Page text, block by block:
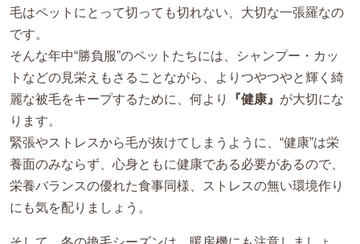
毛はペットにとって切っても切れない、大切な一張羅なの
です。
そんな年中“勝負服”のペットたちには、シャンプー・カッ
トなどの見栄えもさることながら、よりつやつやと輝く綺
麗な被毛をキープするために、何より
『健康』 が大切にな
ります。
緊張やストレスから毛が抜けてしまうように、“健康”は栄
養面のみならず、心身ともに健康である必要があるので、
栄養バランスの優れた食事同様、ストレスの無い環境作り
にも気を配りましょう。